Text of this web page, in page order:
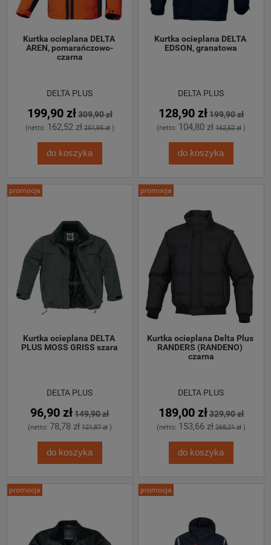
Kurtka ocieplana DELTA
AREN, pomarańczowo-
czarna
DELTA PLUS
199,90 zł309,90 zł
(netto: 162,52 zł 251,95 zł)
do koszyka
Kurtka ocieplana DELTA
EDSON, granatowa
DELTA PLUS
128,90 zł199,90 zł
(netto: 104,80 zł 162,52 zł)
do koszyka
Kurtka ocieplana DELTA
PLUS MOSS GRISS szara
DELTA PLUS
96,90 zł 149,90 zł
(netto: 78,78 zł 121,87 zł)
do koszyka
promocja
Kurtka ocieplana Delta Plus
RANDERS (RANDENO)
czarna
DELTA PLUS
189,00 zł329,90 zł
(netto: 153,66 zł 268,21 zł)
do koszyka
promocja
promocja promocja